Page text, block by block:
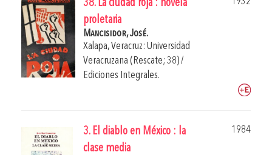
38. La ciudad roja : novela
proletaria
Mancisidor, José.
Xalapa, Veracruz: Universidad
Veracruzana (Rescate; 38) /
Ediciones Integrales.
3. El diablo en México : la
clase media
1984